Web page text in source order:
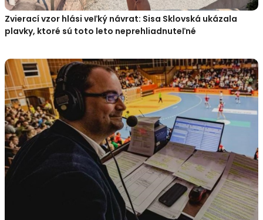
Zvierací vzor hlási veľký návrat: Sisa Sklovská ukázala
plavky, ktoré sú toto leto neprehliadnuteľné